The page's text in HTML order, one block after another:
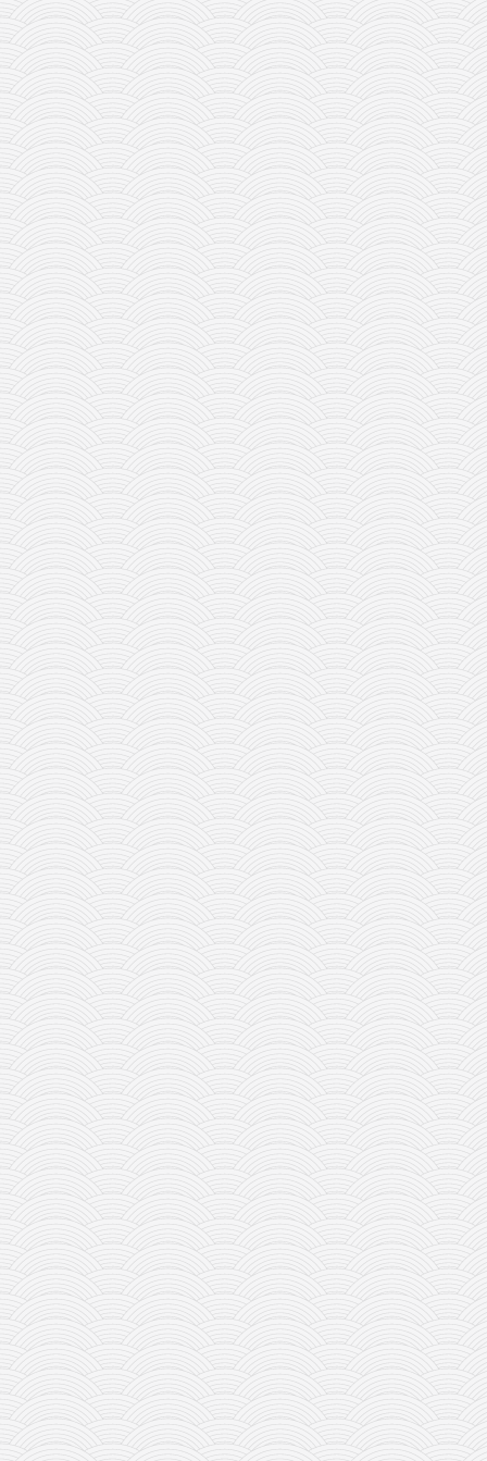
članarina
kontakt
besplatna e-knjiga
termini treninga
moja priča
moja priča
fotke
kontakt